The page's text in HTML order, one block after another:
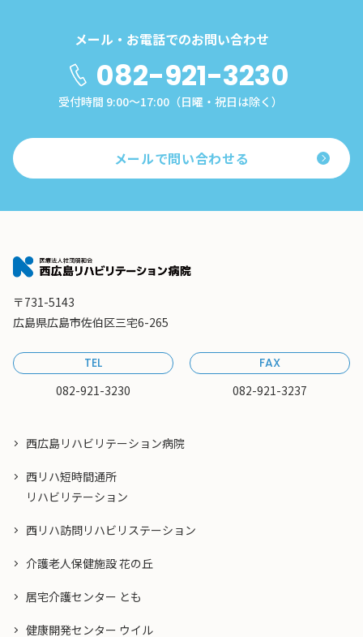
メール・お電話でのお問い合わせ
082-921-3230
受付時間 9:00～17:00（日曜・祝日は除く）
メールで問い合わせる
〒731-5143
広島県広島市佐伯区三宅6-265
TEL
082-921-3230
FAX
082-921-3237
西広島リハビリテーション病院
西リハ短時間通所
リハビリテーション
西リハ訪問リハビリステーション
介護老人保健施設 花の丘
居宅介護センター とも
健康開発センター ウイル